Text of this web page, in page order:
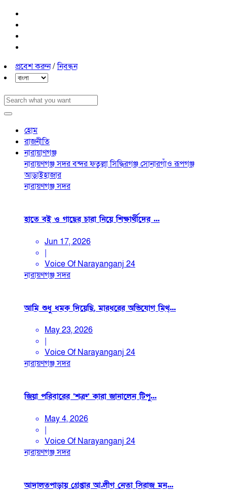
প্রবেশ করুন/নিবন্ধন
হোম
রাজনীতি
নারায়াণগঞ্জ
নারায়ণগঞ্জ সদরবন্দরফতুল্লাসিদ্ধিরগঞ্জসোনারগাঁওরূপগঞ্জ
আড়াইহাজার
নারায়ণগঞ্জ সদর
হাতে বই ও গাছের চারা নিয়ে শিক্ষার্থীদের ...
Jun 17, 2026
|
Voice Of Narayanganj 24
নারায়ণগঞ্জ সদর
আমি শুধু ধমক দিয়েছি, মারধরের অভিযোগ মিথ্...
May 23, 2026
|
Voice Of Narayanganj 24
নারায়ণগঞ্জ সদর
জিয়া পরিবারের ‘শত্রু’ কারা জানালেন টিপু...
May 4, 2026
|
Voice Of Narayanganj 24
নারায়ণগঞ্জ সদর
আদালতপাড়ায় গ্রেপ্তার আ.লীগ নেতা সিরাজ মন...